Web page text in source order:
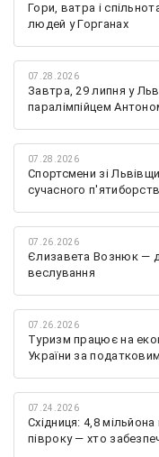
Гори, ватра і
людей у Горганах
07.28.2026
Завтра, 29 липня у
паралімпійцем
07.28.2026
Спортсмени зі
сучасного
07.26.2026
Єлизавета Вознюк —
веслування
07.26.2026
Туризм працює на
України за
07.24.2026
Східниця: 4,8
півроку — хто